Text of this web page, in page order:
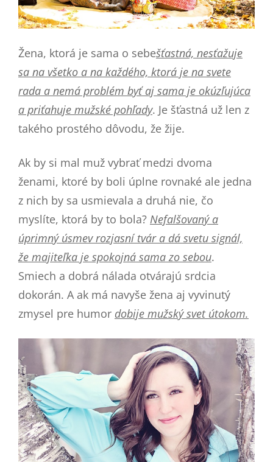
Žena, ktorá je sama o sebešťastná, nesťažuje
sa na všetko a na každého, ktorá je na svete
rada a nemá problém byť aj sama je okúzľujúca
a priťahuje mužské pohľady. Je šťastná už len z
takého prostého dôvodu, že žije.
Ak by si mal muž vybrať medzi dvoma
ženami, ktoré by boli úplne rovnaké ale jedna
z nich by sa usmievala a druhá nie, čo
myslíte, ktorá by to bola? Nefalšovaný a
úprimný úsmev rozjasní tvár a dá svetu signál,
že majiteľka je spokojná sama zo sebou.
Smiech a dobrá nálada otvárajú srdcia
dokorán. A ak má navyše žena aj vyvinutý
zmysel pre humor dobije mužský svet útokom.